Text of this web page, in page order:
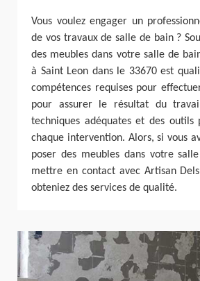
Vous voulez engager un
de vos travaux de salle de bain ?
des meubles dans votre salle de
à Saint Leon dans le 33670 est
compétences requises pour
pour assurer le résultat du
techniques adéquates et des outils
chaque intervention. Alors, si vous
poser des meubles dans votre
mettre en contact avec Artisan
obteniez des services de qualité.